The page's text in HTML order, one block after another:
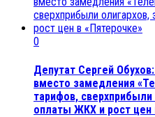
0
Депутат Сергей
вместо замедления
тарифов,
оплаты ЖКХ и рост цен